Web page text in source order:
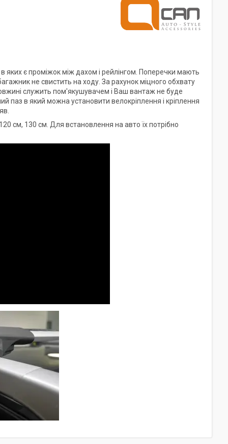
яких є проміжок між дахом і рейлінгом. Поперечки мають
не свистить на ходу. За рахунок міцного обхвату
служить пом'якушувачем і Ваш вантаж не буде
в який можна установити велокріплення і кріплення
см, 130 см. Для встановлення на авто їх потрібно